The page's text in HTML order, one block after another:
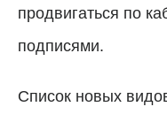
продвигаться по
подписями.
Список новых